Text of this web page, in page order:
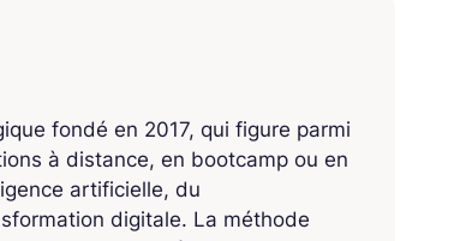
fondé en 2017, qui figure parmi
à distance, en bootcamp ou en
artificielle, du
digitale. La méthode